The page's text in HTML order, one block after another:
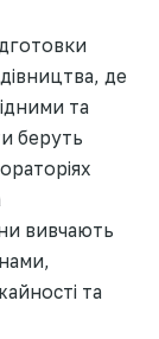
де
та
беруть
вивчають
та